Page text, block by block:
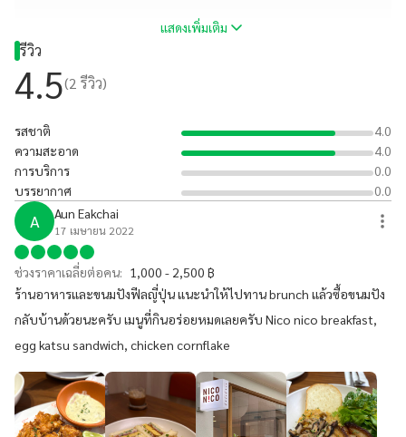
แสดงเพิ่มเติม
รีวิว
4.5(2 รีวิว)
รสชาติ
4.0
ความสะอาด
4.0
การบริการ
0.0
บรรยากาศ
0.0
A Aun Eakchai
17 เมษายน 2022
ช่วงราคาเฉลี่ยต่อคน: 1,000 - 2,500 ฿
ร้านอาหารและขนมปังฟีลญี่ปุ่น แนะนำให้ไปทาน brunch แล้วซื้อขนมปัง
กลับบ้านด้วยนะครับ เมนูที่กินอร่อยหมดเลยครับ Nico nico breakfast,
egg katsu sandwich, chicken cornflake